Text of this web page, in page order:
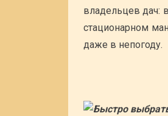
владельцев дач:
стационарном
даже в непогоду.